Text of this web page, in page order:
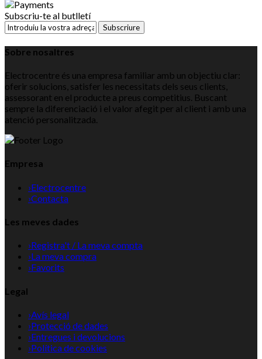
Subscriu-te al butlletí
Subscriure
Sobre nosaltres
Electrocentre és una empresa familiar amb un objectiu clar:
oferir solucions, satisfer les necessitats dels seus clients,
assessorant en el producte a preus competitius. Buscant
sempre la diferenciació i el valor afegit per al client i amb una
atenció personalitzada.
Empresa
›Electrocentre
›Contacta
Les meves dades
›Registra't / La meva compta
›La meva compra
›Favorits
Legal
›Avís legal
›Protecció de dades
›Entregues i devolucions
›Política de cookies